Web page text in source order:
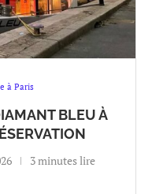
à Paris
BLEU À
3 minutes lire